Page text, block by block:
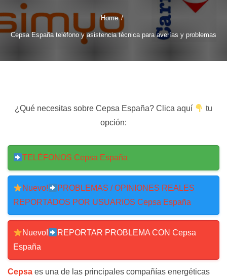
Home
Cepsa España teléfono y asistencia técnica para averías y problemas
¿Qué necesitas sobre Cepsa España? Clica aquí
tu
opción:
TELÉFONOS Cepsa España
Nuevo!
PROBLEMAS / OPINIONES REALES
REPORTADOS POR USUARIOS Cepsa España
Nuevo!
REPORTAR PROBLEMA CON Cepsa
España
Cepsa es una de las principales compañías energéticas